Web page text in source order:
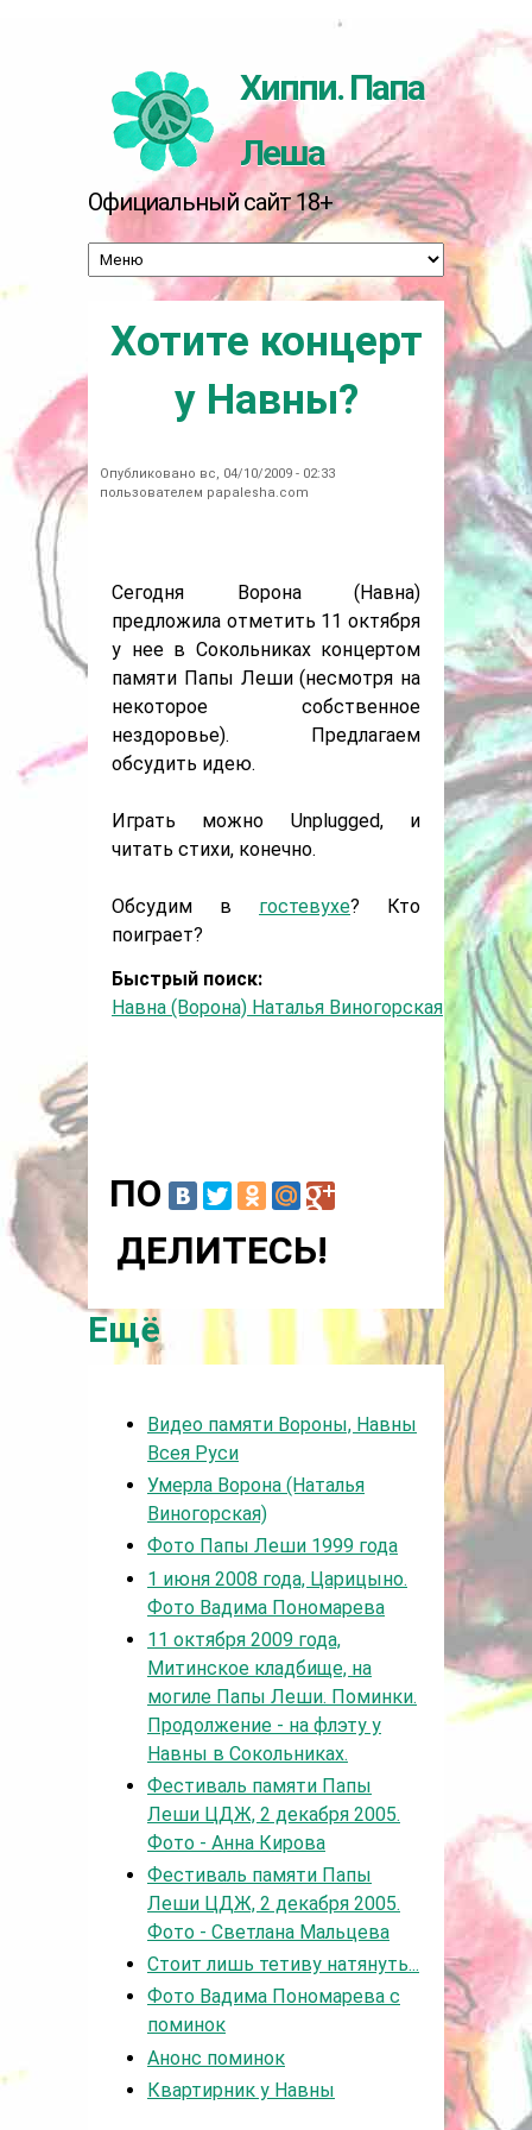
Хиппи. Папа
Леша
Официальный сайт 18+
Хотите концерт
у Навны?
Опубликовано вс, 04/10/2009 - 02:33
пользователем papalesha.com
Сегодня Ворона (Навна)
предложила отметить 11 октября
у нее в Сокольниках концертом
памяти Папы Леши (несмотря на
некоторое собственное
нездоровье). Предлагаем
обсудить идею.
Играть можно Unplugged, и
читать стихи, конечно.
Обсудим в гостевухе? Кто
поиграет?
Быстрый поиск:
Навна (Ворона) Наталья Виногорская
ПО
ДЕЛИТЕСЬ!
Ещё
Видео памяти Вороны, Навны
Всея Руси
Умерла Ворона (Наталья
Виногорская)
Фото Папы Леши 1999 года
1 июня 2008 года, Царицыно.
Фото Вадима Пономарева
11 октября 2009 года,
Митинское кладбище, на
могиле Папы Леши. Поминки.
Продолжение - на флэту у
Навны в Сокольниках.
Фестиваль памяти Папы
Леши ЦДЖ, 2 декабря 2005.
Фото - Анна Кирова
Фестиваль памяти Папы
Леши ЦДЖ, 2 декабря 2005.
Фото - Светлана Мальцева
Стоит лишь тетиву натянуть...
Фото Вадима Пономарева с
поминок
Анонс поминок
Квартирник у Навны